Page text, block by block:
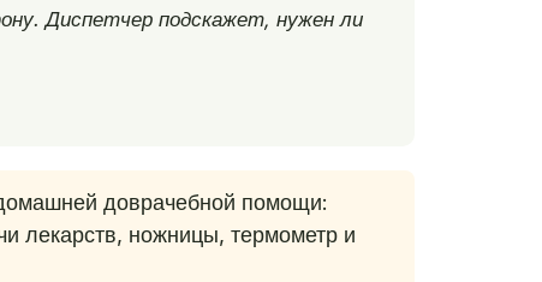
Диспетчер подскажет, нужен ли
доврачебной помощи:
лекарств, ножницы, термометр и